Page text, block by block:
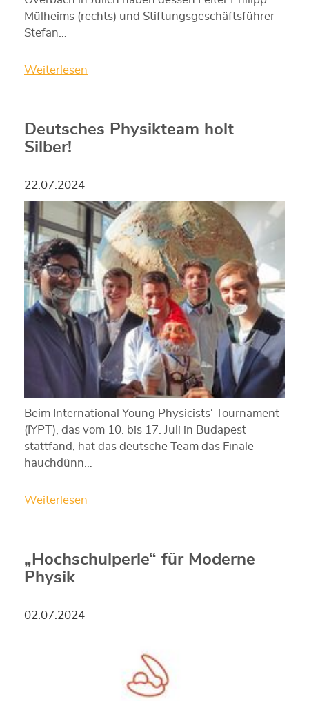
Mülheims (rechts) und Stiftungsgeschäftsführer
Stefan…
Weiterlesen
Deutsches Physikteam holt
Silber!
22.07.2024
Beim International Young Physicists‘ Tournament
(IYPT), das vom 10. bis 17. Juli in Budapest
stattfand, hat das deutsche Team das Finale
hauchdünn…
Weiterlesen
„Hochschulperle“ für Moderne
Physik
02.07.2024